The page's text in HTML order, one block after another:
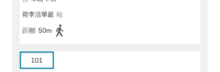
荷李活華庭 站
距離 50m
101